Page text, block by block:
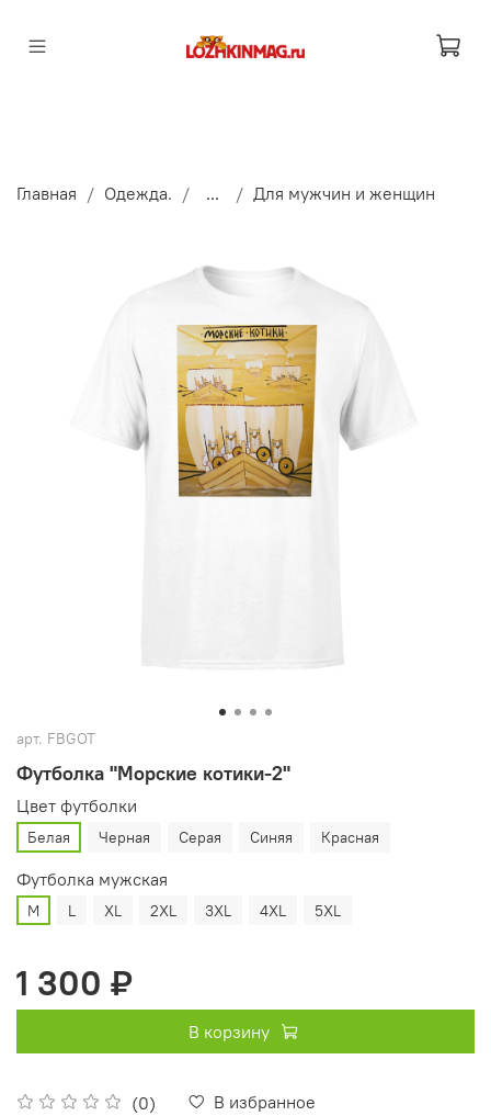
Главная Одежда. ... Для мужчин и женщин
арт. FBGOT
Футболка "Морские котики-2"
(0) В избранное
Цвет футболки
Белая Черная Серая Синяя Красная
Футболка мужская
M L XL 2XL 3XL 4XL 5XL
1 300 ₽
В корзину